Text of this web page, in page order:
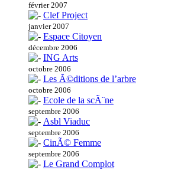
février 2007
Clef Project
janvier 2007
Espace Citoyen
décembre 2006
ING Arts
octobre 2006
Les Ã©ditions de l’arbre
octobre 2006
Ecole de la scÃ¨ne
septembre 2006
Asbl Viaduc
septembre 2006
CinÃ© Femme
septembre 2006
Le Grand Complot